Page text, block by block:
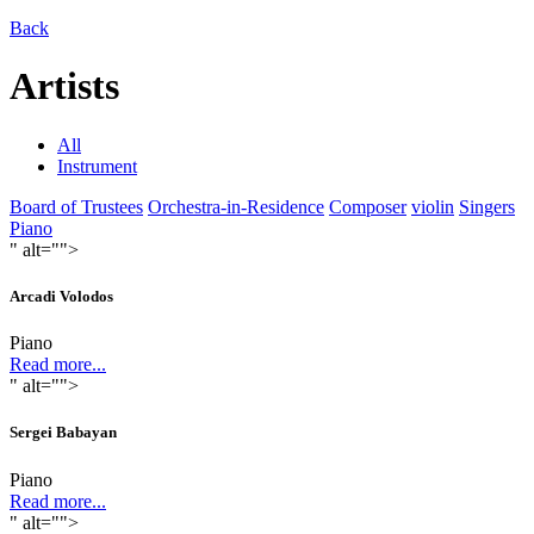
Back
Artists
All
Instrument
Board of Trustees Orchestra-in-Residence Composer violin Singers
Piano
" alt="">
Arcadi Volodos
Piano
Read more...
" alt="">
Sergei Babayan
Piano
Read more...
" alt="">